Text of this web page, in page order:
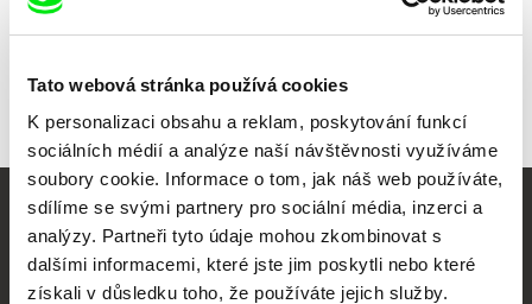
Tato webová stránka používá cookies
K personalizaci obsahu a reklam, poskytování funkcí
sociálních médií a analýze naší návštěvnosti využíváme
soubory cookie. Informace o tom, jak náš web používáte,
sdílíme se svými partnery pro sociální média, inzerci a
analýzy. Partneři tyto údaje mohou zkombinovat s
dalšími informacemi, které jste jim poskytli nebo které
získali v důsledku toho, že používáte jejich služby.
Vaše online
dokumentární kino